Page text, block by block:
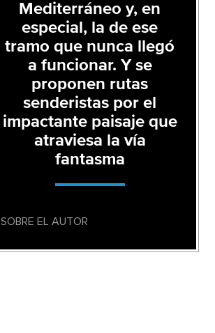
Mediterráneo y, en
especial, la de ese
tramo que nunca llegó
a funcionar. Y se
proponen rutas
senderistas por el
impactante paisaje que
atraviesa la vía
fantasma
SOBRE EL AUTOR